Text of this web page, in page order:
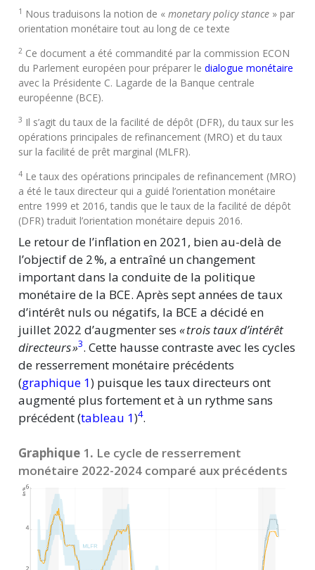
1 Nous traduisons la notion de « monetary policy stance» par
orientation monétaire tout au long de ce texte
2Ce document a été commandité par la commission ECON
du Parlement européen pour préparer le dialogue monétaire
avec la Présidente C. Lagarde de la Banque centrale
européenne (BCE).
3 Il s’agit du taux de la facilité de dépôt (DFR), du taux sur les
opérations principales de refinancement (MRO) et du taux
sur la facilité de prêt marginal (MLFR).
4Le taux des opérations principales de refinancement (MRO)
a été le taux directeur qui a guidé l’orientation monétaire
entre 1999 et 2016, tandis que le taux de la facilité de dépôt
(DFR) traduit l’orientation monétaire depuis 2016.
Le retour de l’inflation en 2021, bien au-delà de
l’objectif de 2 %, a entraîné un changement
important dans la conduite de la politique
monétaire de la BCE. Après sept années de taux
d’intérêt nuls ou négatifs, la BCE a décidé en
juillet 2022 d’augmenter ses « trois taux d’intérêt
directeurs »3. Cette hausse contraste avec les cycles
de resserrement monétaire précédents
(graphique 1) puisque les taux directeurs ont
augmenté plus fortement et à un rythme sans
précédent (tableau 1)4.
Graphique1. Le cycle de resserrement
monétaire 2022-2024 comparé aux précédents